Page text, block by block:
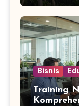
Bisnis
Training